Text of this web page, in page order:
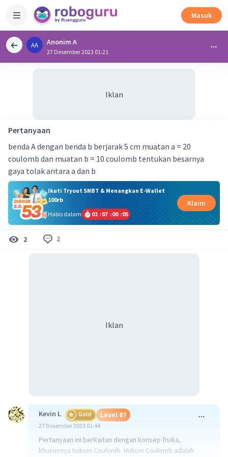
Masuk
AA Anonim A
27 Desember 2023 01:21
Iklan
Pertanyaan
benda A dengan benda b berjarak 5 cm muatan a = 20
coulomb dan muatan b = 10 coulomb tentukan besarnya
gaya tolak antara a dan b
Ikuti Tryout SNBT & Menangkan E-Wallet
100rb
Habis dalam
01 :07 :00 :04
Klaim
2 2
Iklan
Kevin L Gold Level 87
27 Desember 2023 01:44
Pertanyaan ini berkaitan dengan konsep fisika,
khususnya hukum Coulomb. Hukum Coulomb adalah